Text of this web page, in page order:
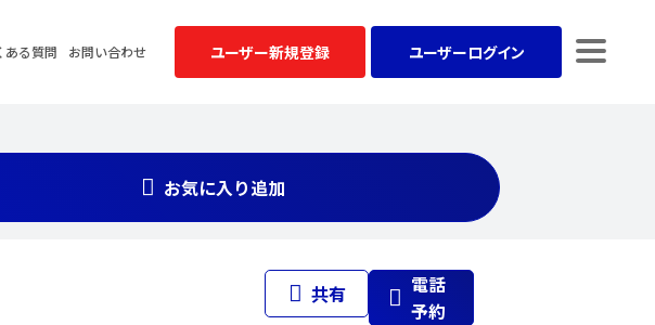
ある質問 お問い合わせ ユーザー新規登録 ユーザーログイン
お気に入り追加
共有
電話
予約